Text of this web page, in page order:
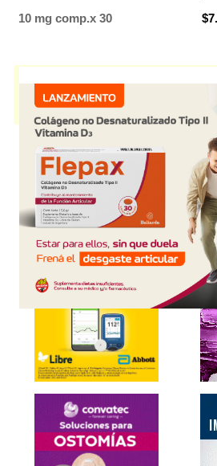
10 mg comp.x 30
arterial pulmonar. Es producido por
presentación disponible.
Explorar más
Otros productos con
macitentan
Otros productos de